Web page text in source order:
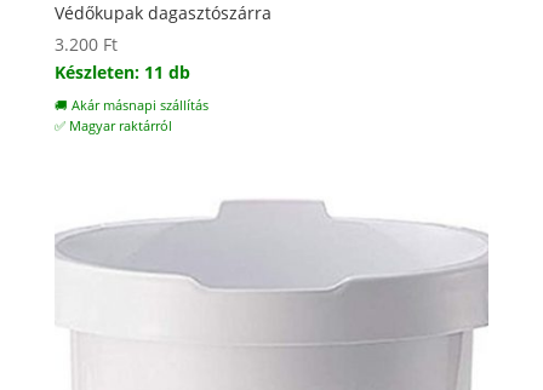
Védőkupak dagasztószárra
3.200 Ft
Készleten: 11 db
🚚 Akár másnapi szállítás
✅ Magyar raktárról